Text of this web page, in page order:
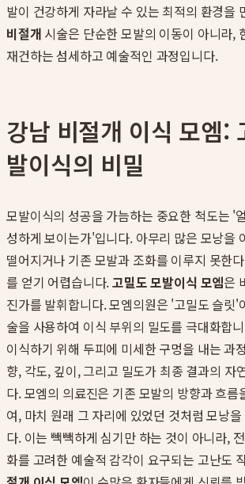
발이 건강하게 자라날 수 있는 최적의 환경을
비절개 시술은 단순한 모발의 이동이 아니라,
재건하는 섬세하고 예술적인 과정입니다.
강남 비절개 이식 모엠:
발이식의 비밀
모발이식의 성공을 가늠하는 중요한 척도는 '
성하게 보이는가'입니다. 아무리 많은 모낭을
떨어지거나 기존 모발과 조화를 이루지 못한
를 얻기 어렵습니다.고밀도 모발이식 모엠은
진가를 발휘합니다. 모엠의원은 '고밀도 슬릿'
술을 사용하여 이식 부위의 밀도를 극대화합
이식하기 위해 두피에 미세한 구멍을 내는 과
향, 각도, 깊이, 그리고 밀도가 최종 결과의 자
다. 모엠의 의료진은 기존 모발의 방향과 흐름
여, 마치 원래 그 자리에 있었던 것처럼 모낭
다. 이는 빽빽하게 심기만 하는 것이 아니라,
화를 고려한 예술적 감각이 요구되는 고난도